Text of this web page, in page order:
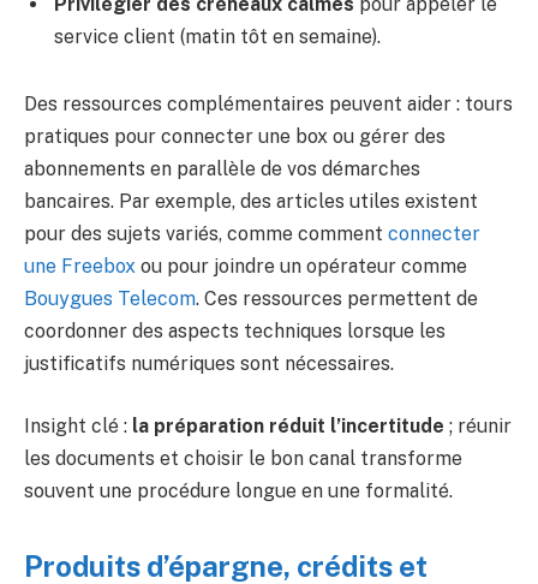
Privilégier des créneaux calmes pour appeler le
service client (matin tôt en semaine).
Des ressources complémentaires peuvent aider : tours
pratiques pour connecter une box ou gérer des
abonnements en parallèle de vos démarches
bancaires. Par exemple, des articles utiles existent
pour des sujets variés, comme comment connecter
une Freebox ou pour joindre un opérateur comme
Bouygues Telecom. Ces ressources permettent de
coordonner des aspects techniques lorsque les
justificatifs numériques sont nécessaires.
Insight clé : la préparation réduit l’incertitude ; réunir
les documents et choisir le bon canal transforme
souvent une procédure longue en une formalité.
Produits d’épargne, crédits et